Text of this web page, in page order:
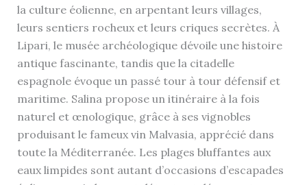
la culture éolienne, en arpentant leurs villages,
leurs sentiers rocheux et leurs criques secrètes. À
Lipari, le musée archéologique dévoile une histoire
antique fascinante, tandis que la citadelle
espagnole évoque un passé tour à tour défensif et
maritime. Salina propose un itinéraire à la fois
naturel et œnologique, grâce à ses vignobles
produisant le fameux vin Malvasia, apprécié dans
toute la Méditerranée. Les plages bluffantes aux
eaux limpides sont autant d’occasions d’escapades